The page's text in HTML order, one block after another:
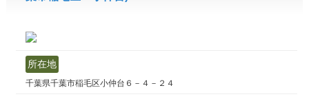
所在地
千葉県千葉市稲毛区小仲台６－４－２４